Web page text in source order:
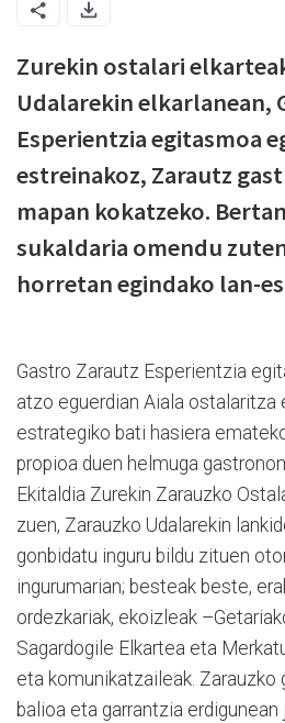
Zurekin ostalari
Udalarekin elkarlanean,
Esperientzia egitasmoa
estreinakoz, Zarautz
mapan kokatzeko.
sukaldaria omendu
horretan egindako lan-
Gastro Zarautz Esperientzia
atzo eguerdian Aiala ostalaritza
estrategiko bati hasiera
propioa duen helmuga
Ekitaldia Zurekin Zarauzko
zuen, Zarauzko Udalarekin
gonbidatu inguru bildu zituen
ingurumarian; besteak beste,
ordezkariak, ekoizleak
Sagardogile Elkartea eta
eta komunikatzaileak. Zarauzko
balioa eta garrantzia